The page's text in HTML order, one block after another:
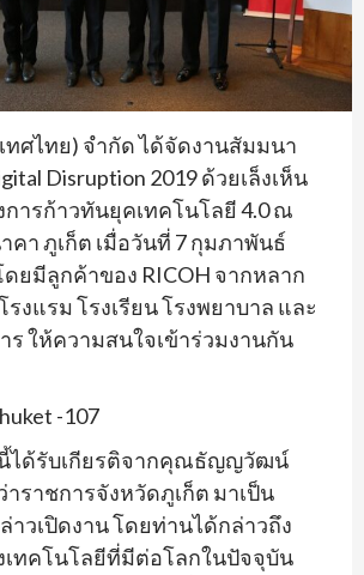
ทศไทย) จำกัด ได้จัดงานสัมมนา
Disruption 2019 ด้วยเล็งเห็น
ารก้าวทันยุคเทคโนโลยี 4.0 ณ
คา ภูเก็ต เมื่อวันที่ 7 กุมภาพันธ์
ดยมีลูกค้าของ RICOH จากหลาก
งแรม โรงเรียน โรงพยาบาล และ
ร ให้ความสนใจเข้าร่วมงานกัน
ได้รับเกียรติจากคุณธัญญวัฒน์
ราชการจังหวัดภูเก็ต มาเป็น
าวเปิดงาน โดยท่านได้กล่าวถึง
ทคโนโลยีที่มีต่อโลกในปัจจุบัน